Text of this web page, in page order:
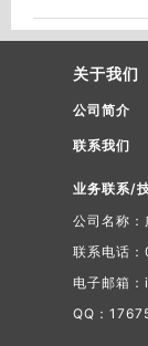
关于我们
公司简介
联系我们
业务联系/
公司名称：
联系电话
电子邮箱
QQ：